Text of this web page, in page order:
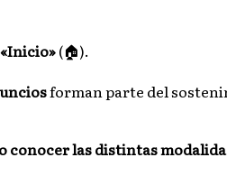
«Inicio»(🏠).
forman parte del
las distintas